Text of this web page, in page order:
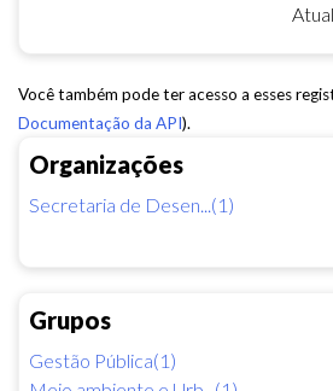
Organizações
Secretaria de Desen...(1)
Grupos
Gestão Pública(1)
Você também pode ter acesso a esses
Documentação da API).